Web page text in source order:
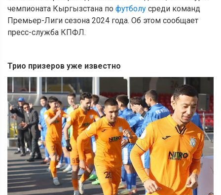
чемпионата Кыргызстана по футболу среди команд
Премьер-Лиги сезона 2024 года. Об этом сообщает
пресс-служба КПФЛ.
Трио призеров уже известно